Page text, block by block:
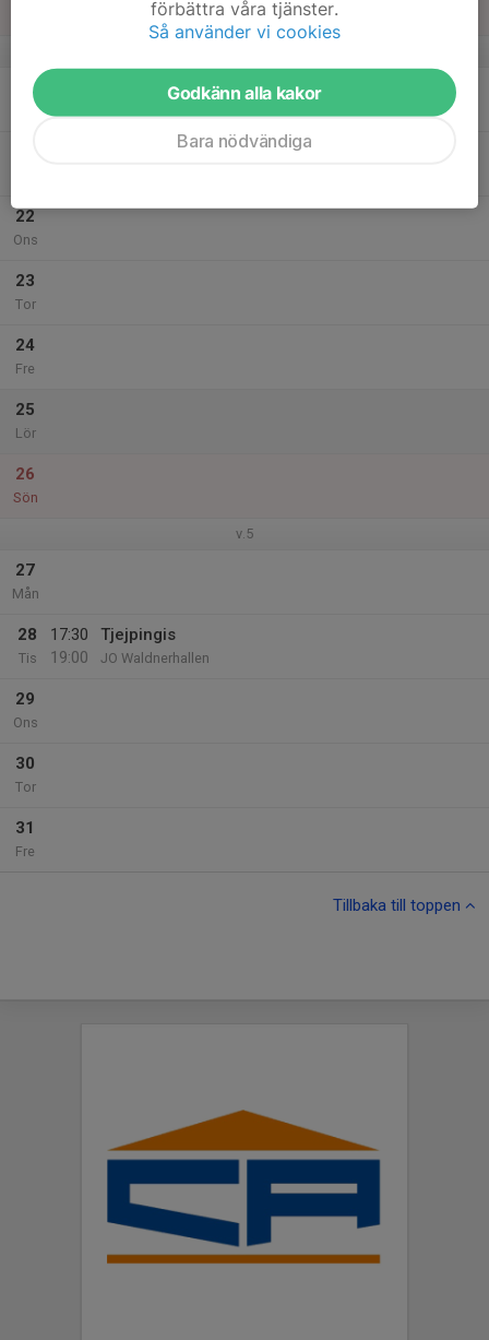
20
Mån
22
Ons
23
Tor
24
Fre
25
Lör
26
Sön
v.5
27
Mån
28
Tis
17:30
19:00
Tjejpingis
JO Waldnerhallen
29
Ons
30
Tor
31
Fre
Tillbaka till toppen
förbättra våra tjänster.
Så använder vi cookies
Godkänn alla kakor
Bara nödvändiga